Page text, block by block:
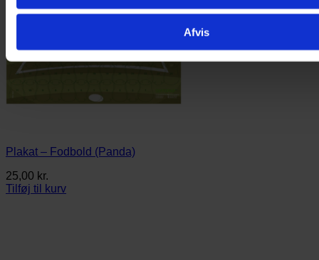
Afvis
Plakat – Fodbold (Panda)
25,00 kr.
Tilføj til kurv